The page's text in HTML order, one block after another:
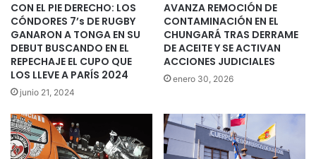
CON EL PIE DERECHO: LOS
CÓNDORES 7’s DE RUGBY
GANARON A TONGA EN SU
DEBUT BUSCANDO EN EL
REPECHAJE EL CUPO QUE
LOS LLEVE A PARÍS 2024
junio 21, 2024
AVANZA REMOCIÓN DE
CONTAMINACIÓN EN EL
CHUNGARÁ TRAS DERRAME
DE ACEITE Y SE ACTIVAN
ACCIONES JUDICIALES
enero 30, 2026